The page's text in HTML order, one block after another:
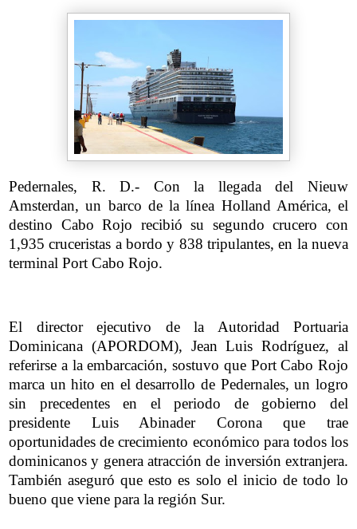
Pedernales, R. D.- Con la llegada del Nieuw
Amsterdan, un barco de la línea Holland América, el
destino Cabo Rojo recibió su segundo crucero con
1,935 cruceristas a bordo y 838 tripulantes, en la nueva
terminal Port Cabo Rojo.
El director ejecutivo de la Autoridad Portuaria
Dominicana (APORDOM), Jean Luis Rodríguez, al
referirse a la embarcación, sostuvo que Port Cabo Rojo
marca un hito en el desarrollo de Pedernales, un logro
sin precedentes en el periodo de gobierno del
presidente Luis Abinader Corona que trae
oportunidades de crecimiento económico para todos los
dominicanos y genera atracción de inversión extranjera.
También aseguró que esto es solo el inicio de todo lo
bueno que viene para la región Sur.